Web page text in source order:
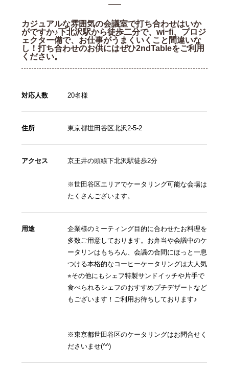
カジュアルな雰囲気の会議室で打ち合わせはいか
がですか♪下北沢駅から徒歩二分で、wiｰfi、プロジ
ェクター備で、お仕事がうまくいくこと間違いな
し！打ち合わせのお供にはぜひ2ndTableをご利用
ください。
対応人数 20名様
住所 東京都世田谷区北沢2-5-2
アクセス 京王井の頭線下北沢駅徒歩2分
※世田谷区エリアでケータリング可能な会場は
たくさんございます。
用途
企業様のミーティング目的に合わせたお料理を
多数ご用意しております。お弁当や会議中のケ
ータリンはもちろん、会議の合間にほっと一息
つける本格的なコーヒーケータリングは大人気
⭐︎その他にもシェフ特製サンドイッチや片手で
食べられるシェフのおすすめプチデザートなど
もございます！ご利用お待ちしております♪
※東京都世田谷区のケータリングはお問合せく
ださいませ(^^)